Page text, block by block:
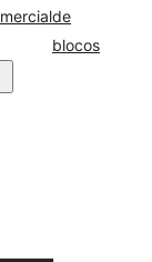
de
blocos